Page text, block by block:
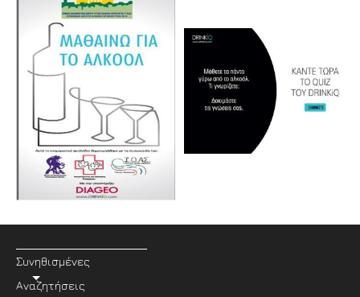
Συνηθισμένες
Αναζητήσεις